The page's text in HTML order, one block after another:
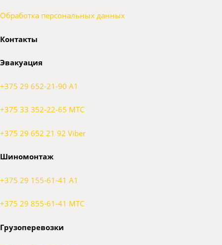
Обработка персональных данных
Контакты
Эвакуация
+375 29 652-21-90 A1
+375 33 352-22-65 МТС
+375 29 652 21 92 Viber
Шиномонтаж
+375 29 155-61-41 A1
+375 29 855-61-41 МТС
Грузоперевозки